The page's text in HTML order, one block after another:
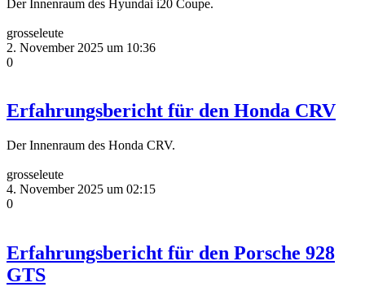
Der Innenraum des Hyundai i20 Coupe.
grosseleute
2. November 2025 um 10:36
0
Erfahrungsbericht für den Honda CRV
Der Innenraum des Honda CRV.
grosseleute
4. November 2025 um 02:15
0
Erfahrungsbericht für den Porsche 928
GTS